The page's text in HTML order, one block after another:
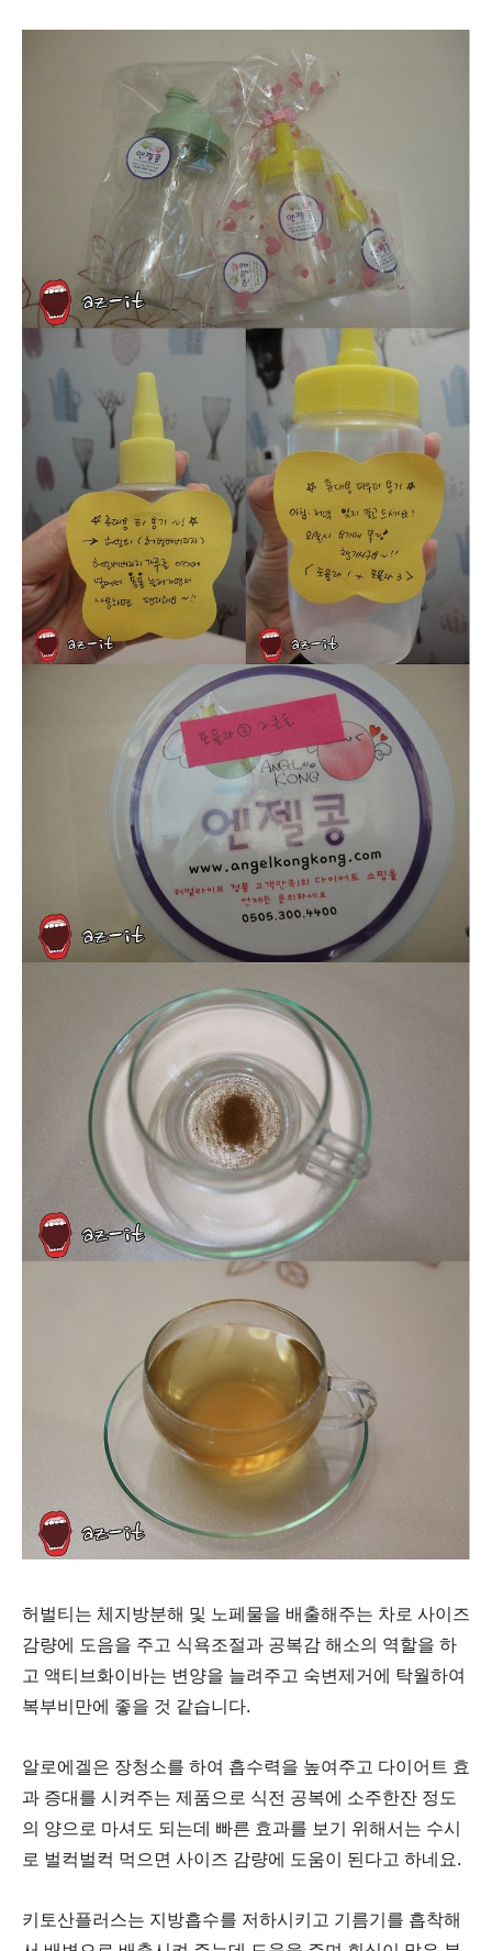
허벌티는 체지방분해 및 노페물을 배출해주는 차로 사이즈
감량에 도음을 주고 식욕조절과 공복감 해소의 역할을 하
고 액티브화이바는 변양을 늘려주고 숙변제거에 탁월하여
복부비만에 좋을 것 같습니다.
알로에겔은 장청소를 하여 흡수력을 높여주고 다이어트 효
과 증대를 시켜주는 제품으로 식전 공복에 소주한잔 정도
의 양으로 마셔도 되는데 빠른 효과를 보기 위해서는 수시
로 벌컥벌컥 먹으면 사이즈 감량에 도움이 된다고 하네요.
키토산플러스는 지방흡수를 저하시키고 기름기를 흡착해